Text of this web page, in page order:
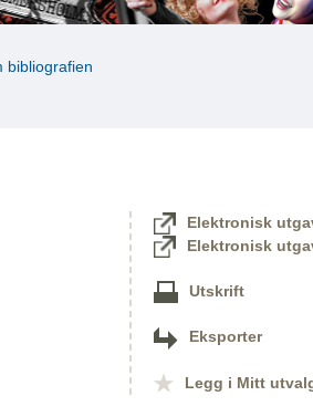
bibliografien
Elektronisk
Elektronisk
Utskrift
Eksporter
Legg i Mitt